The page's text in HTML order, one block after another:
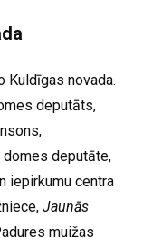
Kuldīgas novada.
deputāts,
domes deputāte,
iepirkumu centra
Jaunās
muižas